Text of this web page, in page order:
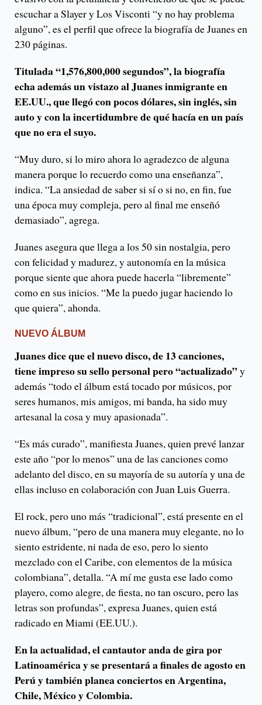
escuchar a Slayer y Los Visconti “y no hay problema
alguno”, es el perfil que ofrece la biografía de Juanes en
230 páginas.
Titulada “1,576,800,000 segundos”, la biografía
echa además un vistazo al Juanes inmigrante en
EE.UU., que llegó con pocos dólares, sin inglés, sin
auto y con la incertidumbre de qué hacía en un país
que no era el suyo.
“Muy duro, si lo miro ahora lo agradezco de alguna
manera porque lo recuerdo como una enseñanza”,
indica. “La ansiedad de saber si sí o si no, en fin, fue
una época muy compleja, pero al final me enseñó
demasiado”, agrega.
Juanes asegura que llega a los 50 sin nostalgia, pero
con felicidad y madurez, y autonomía en la música
porque siente que ahora puede hacerla “libremente”
como en sus inicios. “Me la puedo jugar haciendo lo
que quiera”, ahonda.
NUEVO ÁLBUM
Juanes dice que el nuevo disco, de 13 canciones,
tiene impreso su sello personal pero “actualizado”y
además “todo el álbum está tocado por músicos, por
seres humanos, mis amigos, mi banda, ha sido muy
artesanal la cosa y muy apasionada”.
“Es más curado”, manifiesta Juanes, quien prevé lanzar
este año “por lo menos” una de las canciones como
adelanto del disco, en su mayoría de su autoría y una de
ellas incluso en colaboración con Juan Luis Guerra.
El rock, pero uno más “tradicional”, está presente en el
nuevo álbum, “pero de una manera muy elegante, no lo
siento estridente, ni nada de eso, pero lo siento
mezclado con el Caribe, con elementos de la música
colombiana”, detalla. “A mí me gusta ese lado como
playero, como alegre, de fiesta, no tan oscuro, pero las
letras son profundas”, expresa Juanes, quien está
radicado en Miami (EE.UU.).
En la actualidad, el cantautor anda de gira por
Latinoamérica y se presentará a finales de agosto en
Perú y también planea conciertos en Argentina,
Chile, México y Colombia.